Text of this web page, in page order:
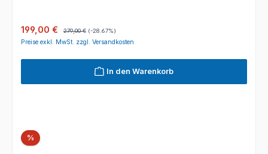
Verkaufspreis:
199,00 € 279,00 € (-28.67%)
Preise exkl. MwSt. zzgl. Versandkosten
In den Warenkorb
%Rabatt